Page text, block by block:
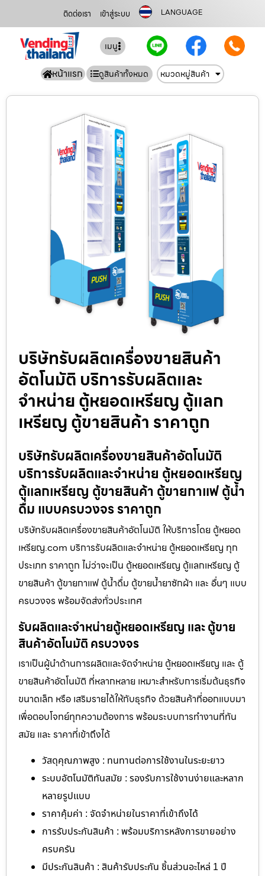
ติดต่อเรา เข้าสู่ระบบ LANGUAGE
เมนู
หน้าแรก ดูสินค้าทั้งหมด หมวดหมู่สินค้า
บริษัทรับผลิตเครื่องขายสินค้า​
อัตโนมัติ บริการรับผลิตและ
จำหน่าย ตู้หยอดเหรียญ ตู้แลก
เหรียญ ตู้ขายสินค้า ราคาถูก
บริษัทรับผลิตเครื่องขายสินค้า​อัตโนมัติ
บริการรับผลิตและจำหน่าย ตู้หยอดเหรียญ
ตู้แลกเหรียญ ตู้ขายสินค้า ตู้ขายกาแฟ ตู้น้ำ
ดื่ม แบบครบวงจร ราคาถูก
บริษัทรับผลิตเครื่องขายสินค้า​อัตโนมัติ ให้บริการโดย ตู้หยอด
เหรียญ.com บริการรับผลิตและจำหน่าย ตู้หยอดเหรียญ ทุก
ประเภท ราคาถูก ไม่ว่าจะเป็น ตู้หยอดเหรียญ ตู้แลกเหรียญ ตู้
ขายสินค้า ตู้ขายกาแฟ ตู้น้ำดื่ม ตู้ขายน้ำยาซักผ้า และ อื่นๆ แบบ
ครบวงจร พร้อมจัดส่งทั่วประเทศ
รับผลิตและจำหน่ายตู้หยอดเหรียญ และ ตู้ขาย
สินค้าอัตโนมัติ ครบวงจร
เราเป็นผู้นำด้านการผลิตและจัดจำหน่าย ตู้หยอดเหรียญ และ ตู้
ขายสินค้าอัตโนมัติ ที่หลากหลาย เหมาะสำหรับการเริ่มต้นธุรกิจ
ขนาดเล็ก หรือ เสริมรายได้ให้กับธุรกิจ ด้วยสินค้าที่ออกแบบมา
เพื่อตอบโจทย์ทุกความต้องการ พร้อมระบบการทำงานที่ทัน
สมัย และ ราคาที่เข้าถึงได้
วัสดุคุณภาพสูง : ทนทานต่อการใช้งานในระยะยาว
ระบบอัตโนมัติทันสมัย : รองรับการใช้งานง่ายและหลาก
หลายรูปแบบ
ราคาคุ้มค่า : จัดจำหน่ายในราคาที่เข้าถึงได้
การรับประกันสินค้า : พร้อมบริการหลังการขายอย่าง
ครบครัน
มีประกันสินค้า : สินค้ารับประกัน ชิ้นส่วนอะไหล่ 1 ปี